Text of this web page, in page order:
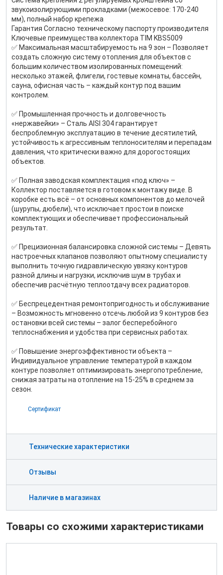
звукоизолирующими прокладками (межосевое: 170-240
мм), полный набор крепежа
Гарантия Согласно техническому паспорту производителя
Ключевые преимущества коллектора TIM KBS5009
✅ Максимальная масштабируемость на 9 зон – Позволяет
создать сложную систему отопления для объектов с
большим количеством изолированных помещений:
несколько этажей, флигели, гостевые комнаты, бассейн,
сауна, офисная часть – каждый контур под вашим
контролем.
✅ Промышленная прочность и долговечность
«нержавейки» – Сталь AISI 304 гарантирует
беспроблемную эксплуатацию в течение десятилетий,
устойчивость к агрессивным теплоносителям и перепадам
давления, что критически важно для дорогостоящих
объектов.
✅ Полная заводская комплектация «под ключ» –
Коллектор поставляется в готовом к монтажу виде. В
коробке есть всё – от основных компонентов до мелочей
(шурупы, дюбели), что исключает простои в поиске
комплектующих и обеспечивает профессиональный
результат.
✅ Прецизионная балансировка сложной системы – Девять
настроечных клапанов позволяют опытному специалисту
выполнить точную гидравлическую увязку контуров
разной длины и нагрузки, исключив шум в трубах и
обеспечив расчётную теплоотдачу всех радиаторов.
✅ Беспрецедентная ремонтопригодность и обслуживание
– Возможность мгновенно отсечь любой из 9 контуров без
остановки всей системы – залог бесперебойного
теплоснабжения и удобства при сервисных работах.
✅ Повышение энергоэффективности объекта –
Индивидуальное управление температурой в каждом
контуре позволяет оптимизировать энергопотребление,
снижая затраты на отопление на 15-25% в среднем за
сезон.
Сертификат
Технические характеристики
Отзывы
Наличие в магазинах
Товары со схожими характеристиками